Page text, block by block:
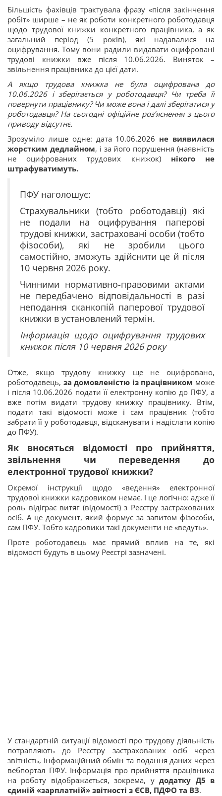
Більшість фахівців трактувала фразу «після закінчення
робіт» ширше – не як роботи конкретного роботодавця
щодо трудової книжки конкретного працівника, а як
загальний період (5 років), які надавалися на
оцифрування. Тому вони радили видавати оцифровані
трудові книжки вже після 10.06.2026. Виняток –
звільнення працівника до цієї дати.
А якщо трудова книжка не була оцифрована до
10.06.2026 і зберігається у роботодавця? Чи треба її
повернути працівнику? Чи може вона і далі зберігатися у
роботодавця? На сьогодні офіційне роз’яснення з цього
приводу відсутнє.
Зрозуміло лише одне: дата 10.06.2026 не виявилася
жорстким дедлайном, і за його порушення (наявність
не оцифрованих трудових книжок) нікого не
штрафуватимуть.
ПФУ наголошує:
Страхувальники (тобто роботодавці) які
не подали на оцифрування паперові
трудові книжки, застраховані особи (тобто
фізособи), які не зробили цього
самостійно, зможуть здійснити це й після
10 червня 2026 року.
Чинними нормативно-правовими актами
не передбачено відповідальності в разі
неподання сканкопій паперової трудової
книжки в установлений термін.
Інформація щодо оцифрування трудових
книжок після 10 червня 2026 року
Отже, якщо трудову книжку ще не оцифровано,
роботодавець, за домовленістю із працівником може
і після 10.06.2026 подати її електронну копію до ПФУ, а
вже потім видати трудову книжку працівнику. Втім,
подати такі відомості може і сам працівник (тобто
забрати її у роботодавця, відсканувати і надіслати копію
до ПФУ).
Як вносяться відомості про прийняття,
звільнення чи переведення до
електронної трудової книжки?
Окремої інструкції щодо «ведення» електронної
трудової книжки кадровиком немає. І це логічно: адже її
роль відіграє витяг (відомості) з Реєстру застрахованих
осіб. А це документ, який формує за запитом фізособи,
сам ПФУ. Тобто кадровики такі документи не «ведуть».
Проте роботодавець має прямий вплив на те, які
відомості будуть в цьому Реєстрі зазначені.
У стандартній ситуації відомості про трудову діяльність
потрапляють до Реєстру застрахованих осіб через
звітність, інформаційний обмін та подання даних через
вебпортал ПФУ. Інформація про прийняття працівника
на роботу відображається, зокрема, удодатку Д5 в
єдиній «зарплатній» звітності з ЄСВ, ПДФО та ВЗ.